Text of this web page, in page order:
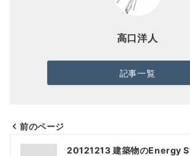
高口洋人
記事一覧
投
前のページ
20121213 建築物のEnergy